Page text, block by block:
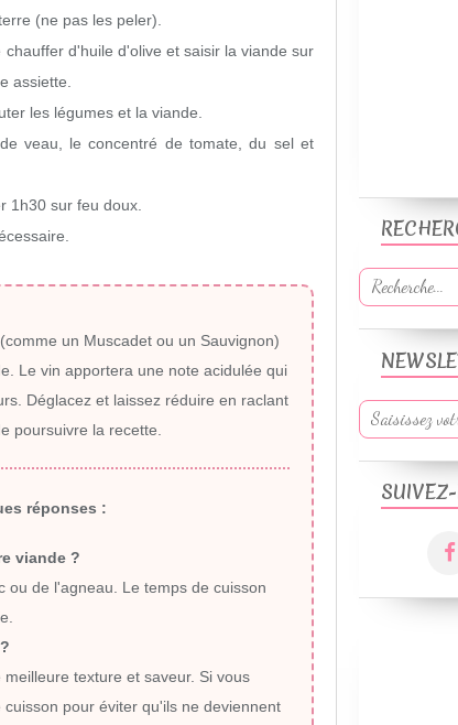
(ne pas les peler).
d'huile d'olive et saisir la viande sur
assiette.
les légumes et la viande.
veau, le concentré de tomate, du sel et
1h30 sur feu doux.
un Muscadet ou un Sauvignon)
Le vin apportera une note acidulée qui
Déglacez et laissez réduire en raclant
poursuivre la recette.
réponses :
viande ?
de l'agneau.
Le temps de cuisson
texture et saveur. Si vous
pour éviter qu'ils ne deviennent